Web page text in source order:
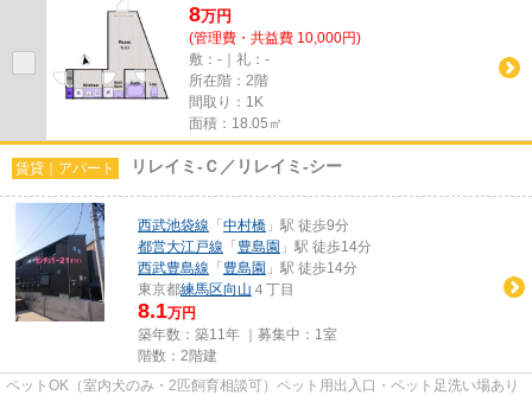
8万円
(管理費・共益費 10,000円)
敷：-｜礼：-
所在階：2階
間取り：1K
面積：18.05㎡
賃貸｜アパート リレイミ-Ｃ／リレイミ-シー
西武池袋線 「 中村橋 」駅 徒歩9分
都営大江戸線 「 豊島園 」駅 徒歩14分
西武豊島線 「 豊島園 」駅 徒歩14分
東京都練馬区向山 ４丁目
8.1万円
築年数：築11年 ｜募集中： 1室
階数：2階建
ペットOK（室内犬のみ・2匹飼育相談可）ペット用出入口・ペット足洗い場あり